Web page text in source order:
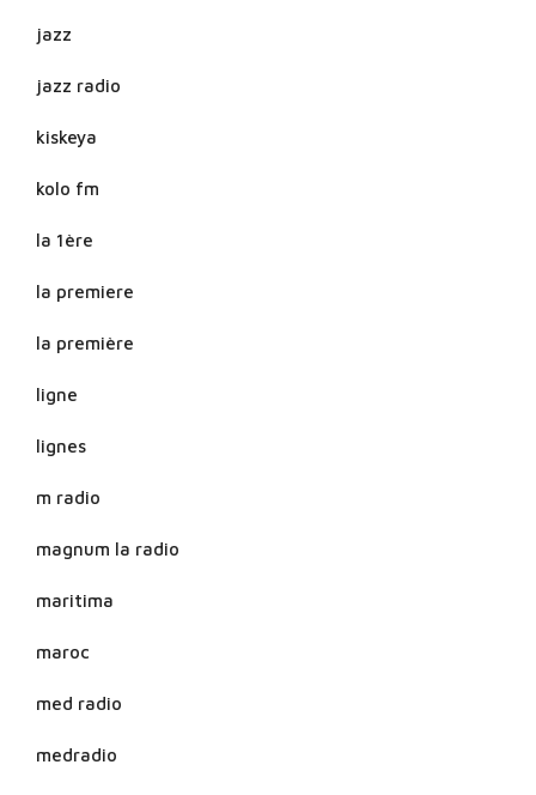
jazz
jazz radio
kiskeya
kolo fm
la 1ère
la premiere
la première
ligne
lignes
m radio
magnum la radio
maritima
maroc
med radio
medradio